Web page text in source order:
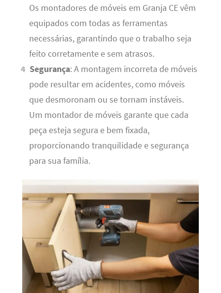
Os montadores de móveis em Granja CE vêm
equipados com todas as ferramentas
necessárias, garantindo que o trabalho seja
feito corretamente e sem atrasos.
Segurança: A montagem incorreta de móveis
pode resultar em acidentes, como móveis
que desmoronam ou se tornam instáveis.
Um montador de móveis garante que cada
peça esteja segura e bem fixada,
proporcionando tranquilidade e segurança
para sua família.